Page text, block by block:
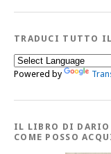
TRADUCI TUTTO
Powered by
IL LIBRO DI DARIO
COME POSSO